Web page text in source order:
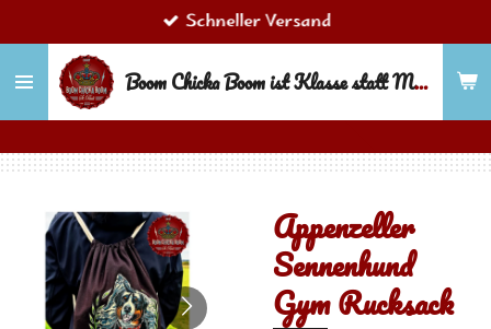
Hauptinhalt
springen
Boom Chicka Boom ist Klasse statt Masse!
Schneller Versand
Appenzeller
Sennenhund
Gym Rucksack